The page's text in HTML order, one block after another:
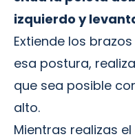
izquierdo y
Extiende los
esa postura,
que sea posible
alto.
Mientras realizas